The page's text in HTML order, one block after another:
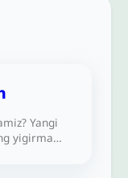
Yangi
yigirma